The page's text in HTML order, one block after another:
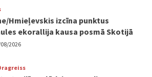
Hmieļevskis izcīna punktus
ekorallija kausa posmā Skotijā
2026